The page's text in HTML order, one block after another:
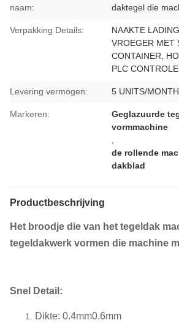
naam: daktegel die
Verpakking Details:
NAAKTE
VROEGER MET
CONTAINER,
PLC
Levering vermogen: 5 UNITS/MONTH
Markeren:
Geglazuurde
vormmachine
de rollende
dakblad
Productbeschrijving
Het broodje die van het tegeldak
tegeldakwerk vormen die machine
Snel Detail:
Dikte: 0.4mm0.6mm